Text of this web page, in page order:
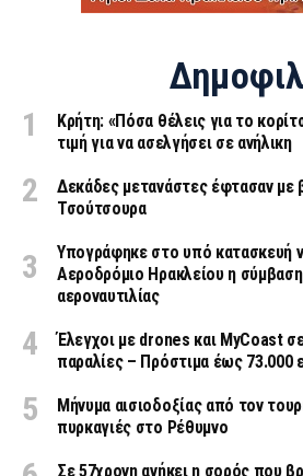
Κρήτη: «Πόσα θέλεις για το
τιμή για να ασελγήσει σε ανήλικη
Δεκάδες μετανάστες έφτασαν με
Τσούτσουρα
Υπογράφηκε στο υπό κατασκευή
Αεροδρόμιο Ηρακλείου η
αεροναυτιλίας
Έλεγχοι με drones και MyCoast
παραλίες – Πρόστιμα έως 73.000
Μήνυμα αισιοδοξίας από τον
πυρκαγιές στο Ρέθυμνο
Σε 57χρονη ανήκει η σορός που